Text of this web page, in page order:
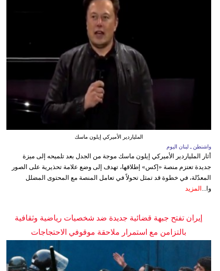
الملياردير الأميركي إيلون ماسك
واشنطن ـ لبنان اليوم
أثار الملياردير الأميركي إيلون ماسك موجة من الجدل بعد تلميحه إلى ميزة
جديدة تعتزم منصة «إكس» إطلاقها، تهدف إلى وضع علامة تحذيرية على الصور
المعدّلة، في خطوة قد تمثل تحولاً في تعامل المنصة مع المحتوى المضلل
وا... المزيد
إيران تفتح جبهة قضائية جديدة ضد شخصيات رياضية وثقافية
بالتزامن مع استمرار ملاحقة موقوفي الاحتجاجات